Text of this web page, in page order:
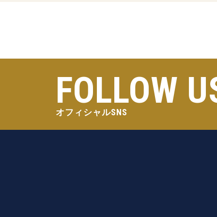
FOLLOW
オフィシャルSNS